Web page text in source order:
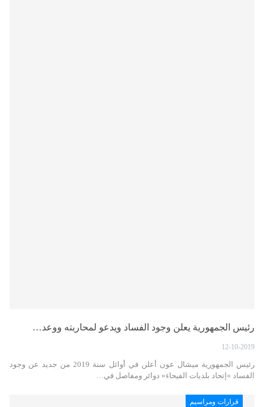
رئيس الجمهورية يعلن وجود الفساد ويدعو لمحاربته ووعد…
12-10-2019
رئيس الجمهورية ميشال عون أعلن في أوائل سنة 2019 من جديد عن وجود
الفساد »إتحاد بلديات الفيحاء« دوائر ومفاصل في…
قرارات ومراسيم